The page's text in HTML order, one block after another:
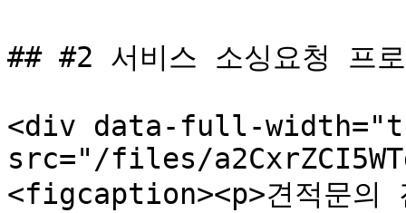
## #2 서비스 소싱요청 프
<div data-full-
src="/files/
<figcaption><p>견적문의